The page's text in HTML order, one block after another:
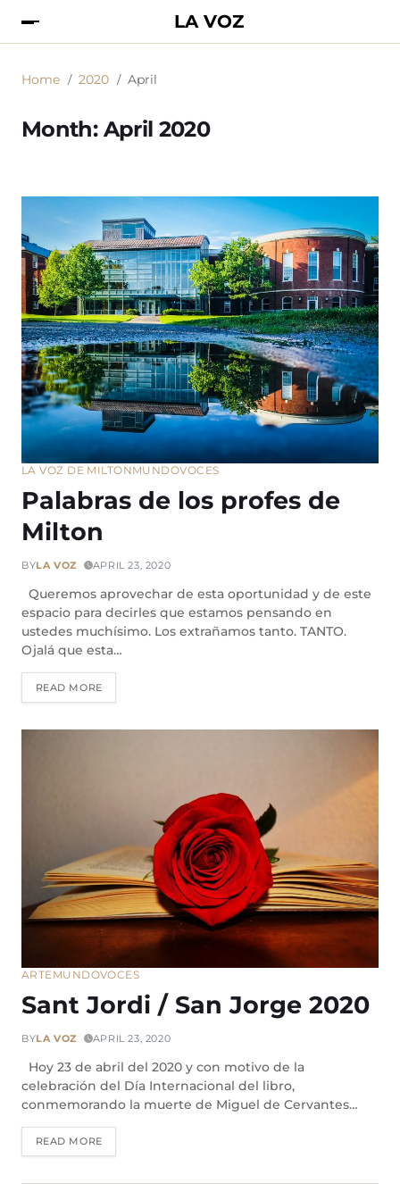
LA VOZ
Home 2020 April
Month: April 2020
LA VOZ DE MILTONMUNDOVOCES
Palabras de los profes de
Milton
BYLA VOZ APRIL 23, 2020
Queremos aprovechar de esta oportunidad y de este
espacio para decirles que estamos pensando en
ustedes muchísimo. Los extrañamos tanto. TANTO.
Ojalá que esta…
READ MORE
ARTE MUNDOVOCES
Sant Jordi / San Jorge 2020
BYLA VOZ APRIL 23, 2020
Hoy 23 de abril del 2020 y con motivo de la
celebración del Día Internacional del libro,
conmemorando la muerte de Miguel de Cervantes…
READ MORE